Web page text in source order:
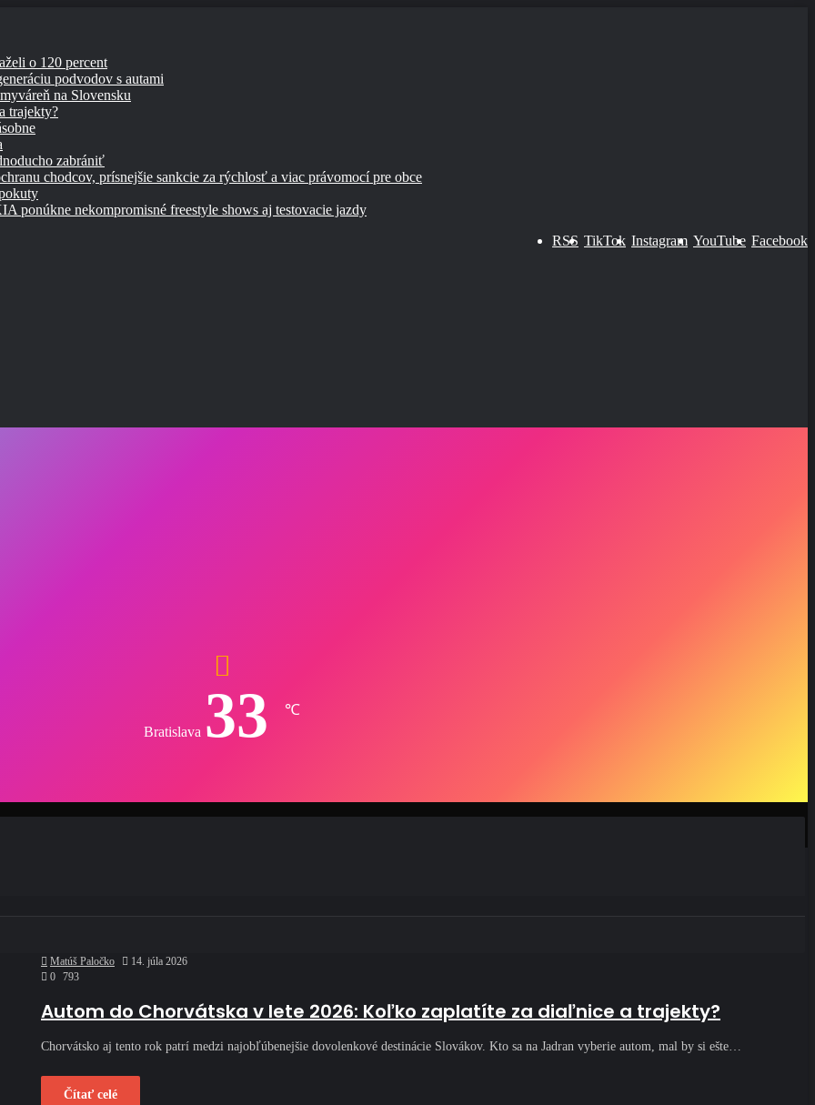
o 120 percent
podvodov s autami
na Slovensku
trajekty?
zabrániť
chodcov, prísnejšie sankcie za rýchlosť a viac právomocí pre obce
nekompromisné freestyle shows aj testovacie jazdy
Facebook
YouTube
Instagram
TikTok
RSS
Bratislava 33 ℃
Matúš Paločko
14. júla 2026
0 793
Autom do Chorvátska v lete 2026: Koľko zaplatíte za diaľnice a trajekty?
Chorvátsko aj tento rok patrí medzi najobľúbenejšie dovolenkové destinácie Slovákov. Kto sa na Jadran vyberie autom, mal by si ešte…
Čítať celé